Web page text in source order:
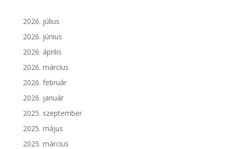
2026. július
2026. június
2026. április
2026. március
2026. február
2026. január
2025. szeptember
2025. május
2025. március